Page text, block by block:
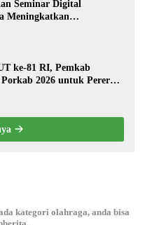
Seminar Digital
Meningkatkan
ke-81 RI, Pemkab
2026 untuk Pererat
kategori olahraga, anda bisa